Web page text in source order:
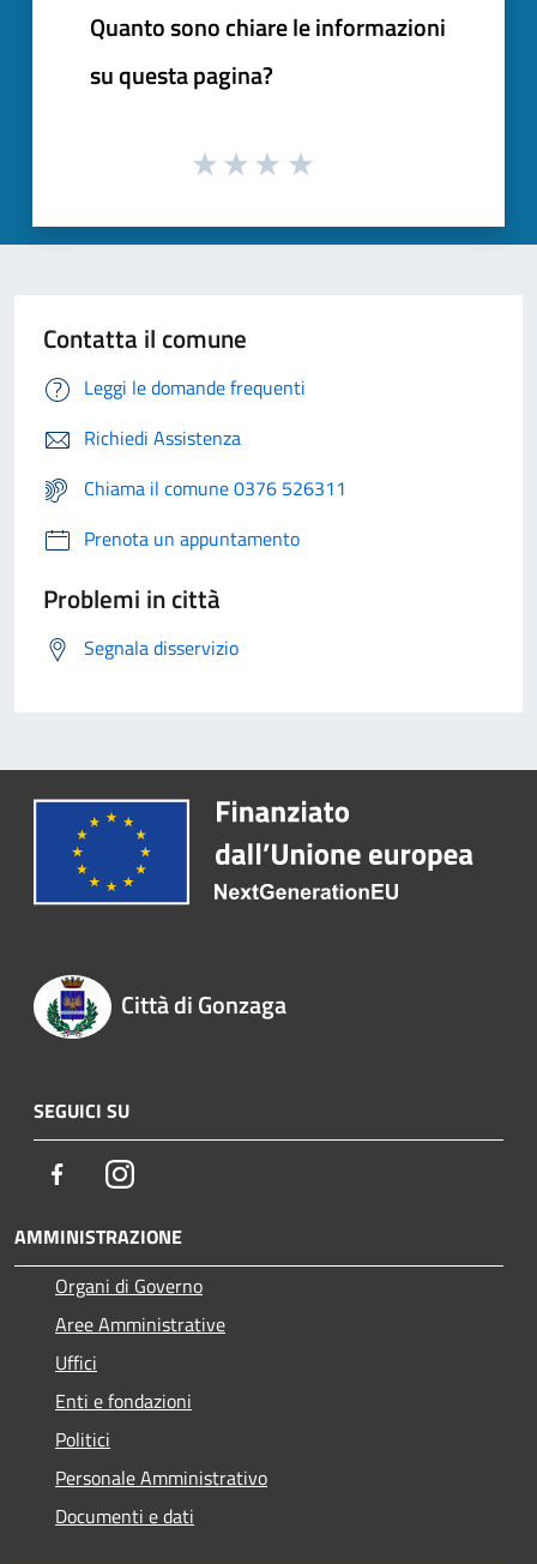
Quanto sono chiare le informazioni
su questa pagina?
Contatta il comune
Leggi le domande frequenti
Richiedi Assistenza
Chiama il comune 0376 526311
Prenota un appuntamento
Problemi in città
Segnala disservizio
Città di Gonzaga
SEGUICI SU
FacebookInstagram
AMMINISTRAZIONE
Organi di Governo
Aree Amministrative
Uffici
Enti e fondazioni
Politici
Personale Amministrativo
Documenti e dati